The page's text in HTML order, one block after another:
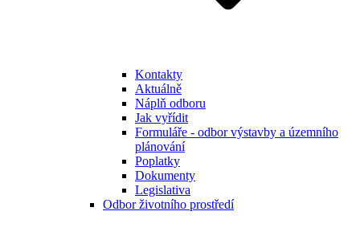
Kontakty
Aktuálně
Náplň odboru
Jak vyřídit
Formuláře - odbor výstavby a územního
plánování
Poplatky
Dokumenty
Legislativa
Odbor životního prostředí